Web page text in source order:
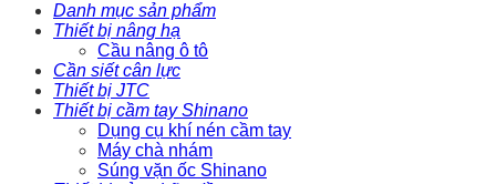
Danh mục sản phẩm
Thiết bị nâng hạ
Cầu nâng ô tô
Cần siết cân lực
Thiết bị JTC
Thiết bị cầm tay Shinano
Dụng cụ khí nén cầm tay
Máy chà nhám
Súng vặn ốc Shinano